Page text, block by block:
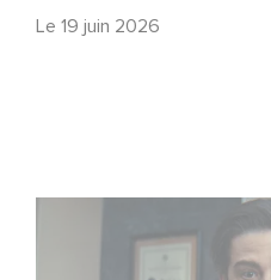
Le 19 juin 2026
Mexico 86, est à retrouver